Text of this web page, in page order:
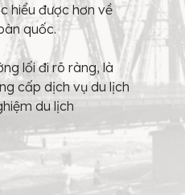
hiểu được hơn về
quốc.
lối đi rõ ràng, là
cấp dịch vụ du lịch
du lịch